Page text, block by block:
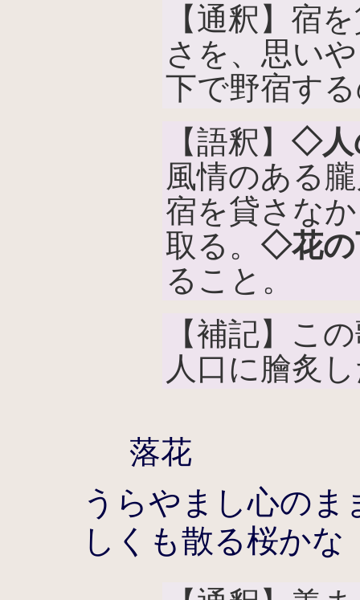
【通釈】宿
さを、思い
下で野宿す
【語釈】 ◇人
風情のある
宿を貸さな
取る。 ◇花の
ること。
【補記】こ
人口に膾炙
落花
うらやまし心の
しくも散る桜かな